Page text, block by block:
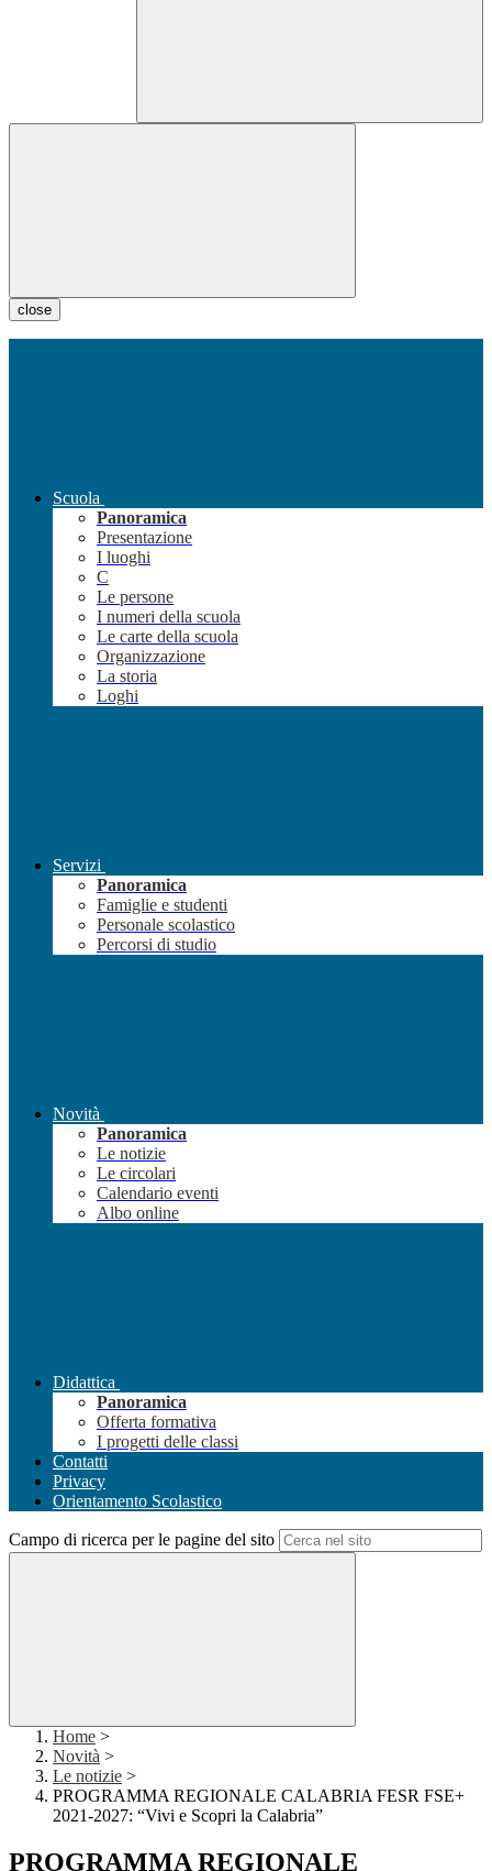
close
Scuola
Panoramica
Presentazione
I luoghi
C
Le persone
I numeri della scuola
Le carte della scuola
Organizzazione
La storia
Loghi
Servizi
Panoramica
Famiglie e studenti
Personale scolastico
Percorsi di studio
Novità
Panoramica
Le notizie
Le circolari
Calendario eventi
Albo online
Didattica
Panoramica
Offerta formativa
I progetti delle classi
Contatti
Privacy
Orientamento Scolastico
Campo di ricerca per le pagine del sito
Home >
Novità >
Le notizie >
PROGRAMMA REGIONALE CALABRIA FESR FSE+
2021-2027: “Vivi e Scopri la Calabria”
PROGRAMMA REGIONALE